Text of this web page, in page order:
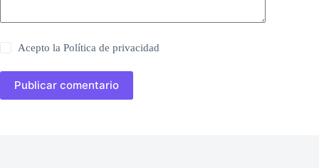
Acepto laPolítica de privacidad
Publicar comentario